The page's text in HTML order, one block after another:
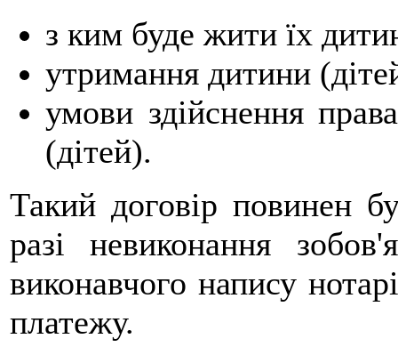
з ким буде жити їх
утримання дитини
умови здійснення
(дітей).
Такий договір повинен
разі невиконання
виконавчого напису
платежу.